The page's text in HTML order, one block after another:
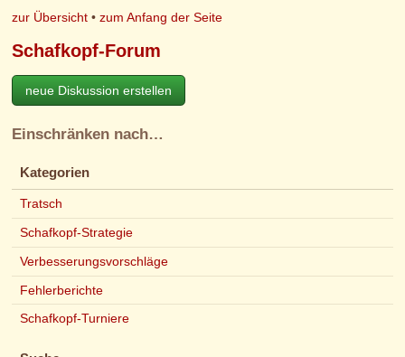
zur Übersicht •zum Anfang der Seite
Schafkopf-Forum
neue Diskussion erstellen
Einschränken nach…
Kategorien
Tratsch
Schafkopf-Strategie
Verbesserungsvorschläge
Fehlerberichte
Schafkopf-Turniere